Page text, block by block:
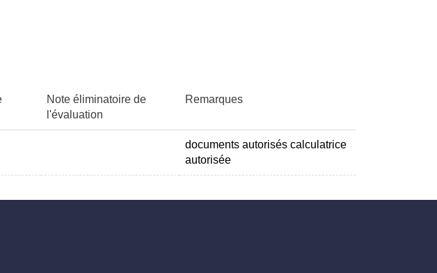
Note éliminatoire de
l'évaluation
Remarques
documents autorisés calculatrice
autorisée